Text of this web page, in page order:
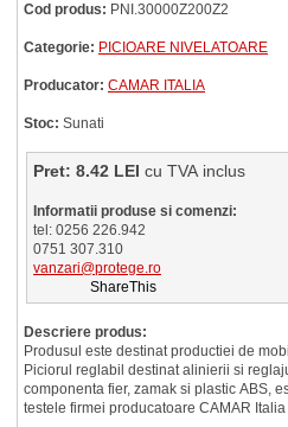
Cod produs: PNI.30000Z200Z2
Categorie: PICIOARE NIVELATOARE
Producator: CAMAR ITALIA
Stoc: Sunati
Pret: 8.42 LEI cu TVA inclus
Informatii produse si comenzi:
tel: 0256 226.942
0751 307.310
vanzari@protege.ro
ShareThis
Descriere produs:
Produsul este destinat productiei de
Piciorul reglabil destinat alinierii si
componenta fier, zamak si plastic ABS,
testele firmei producatoare CAMAR